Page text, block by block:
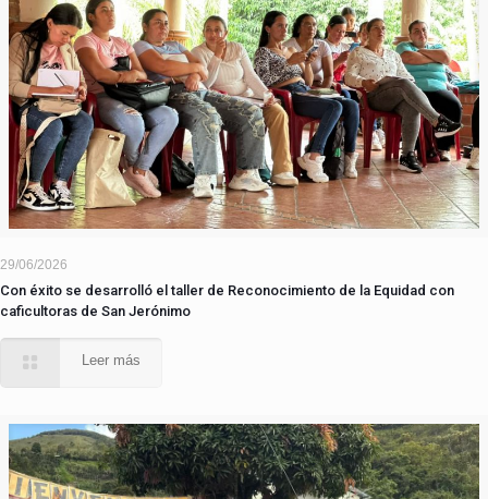
29/06/2026
Con éxito se desarrolló el taller de Reconocimiento de la Equidad con
caficultoras de San Jerónimo
Leer más